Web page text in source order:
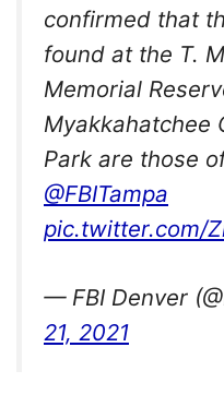
confirmed that
found at the T.
Memorial
Myakkahatchee
Park are those
@FBITampa
pic.twitter.com/
— FBI Denver
21, 2021